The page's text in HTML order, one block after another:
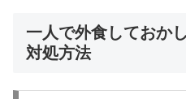
一人で外食しておか
対処方法